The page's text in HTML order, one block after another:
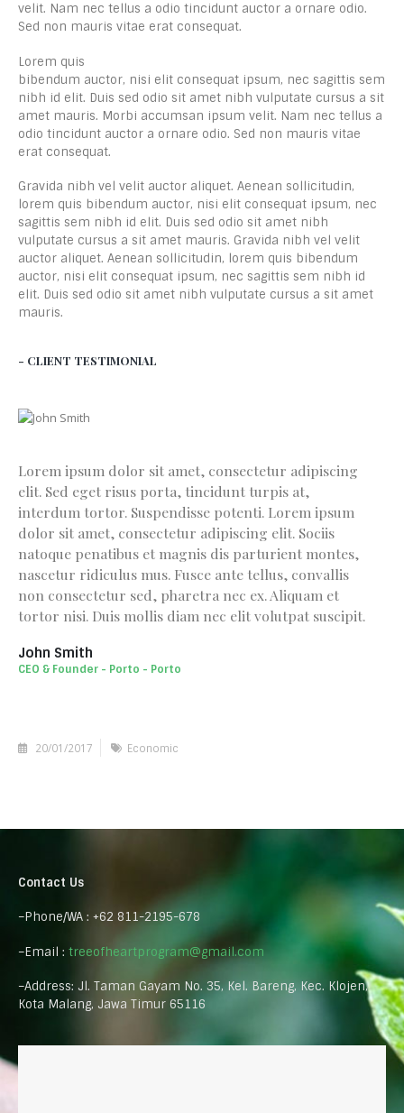
velit. Nam nec tellus a odio tincidunt auctor a ornare odio.
Sed non mauris vitae erat consequat.
Lorem quis
bibendum auctor, nisi elit consequat ipsum, nec sagittis sem
nibh id elit. Duis sed odio sit amet nibh vulputate cursus a sit
amet mauris. Morbi accumsan ipsum velit. Nam nec tellus a
odio tincidunt auctor a ornare odio. Sed non mauris vitae
erat consequat.
Gravida nibh vel velit auctor aliquet. Aenean sollicitudin,
lorem quis bibendum auctor, nisi elit consequat ipsum, nec
sagittis sem nibh id elit. Duis sed odio sit amet nibh
vulputate cursus a sit amet mauris. Gravida nibh vel velit
auctor aliquet. Aenean sollicitudin, lorem quis bibendum
auctor, nisi elit consequat ipsum, nec sagittis sem nibh id
elit. Duis sed odio sit amet nibh vulputate cursus a sit amet
mauris.
- CLIENT TESTIMONIAL
Lorem ipsum dolor sit amet, consectetur adipiscing
elit. Sed eget risus porta, tincidunt turpis at,
interdum tortor. Suspendisse potenti. Lorem ipsum
dolor sit amet, consectetur adipiscing elit. Sociis
natoque penatibus et magnis dis parturient montes,
nascetur ridiculus mus. Fusce ante tellus, convallis
non consectetur sed, pharetra nec ex. Aliquam et
tortor nisi. Duis mollis diam nec elit volutpat suscipit.
John Smith
CEO & Founder - Porto - Porto
20/01/2017 Economic
Contact Us
–Phone/WA : +62 811-2195-678
–Email : treeofheartprogram@gmail.com
–Address: Jl. Taman Gayam No. 35, Kel. Bareng, Kec. Klojen,
Kota Malang, Jawa Timur 65116